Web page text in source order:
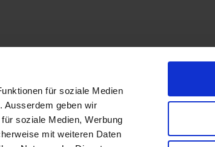
für soziale Medien
Ausserdem geben wir
soziale Medien, Werbung
mit weiteren Daten
Kalaidos Fachhochschule